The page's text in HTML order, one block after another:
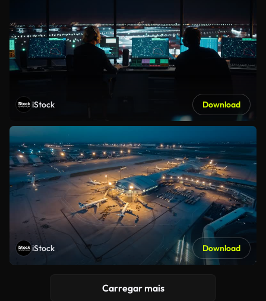
iStock Download
iStock Download
Carregar mais